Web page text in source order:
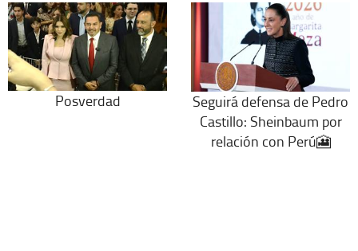
Posverdad
Seguirá defensa de Pedro
Castillo: Sheinbaum por
relación con Perú🎦